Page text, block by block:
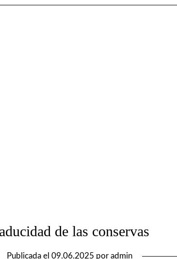
de las conservas
Publicada el 09.06.2025 por admin